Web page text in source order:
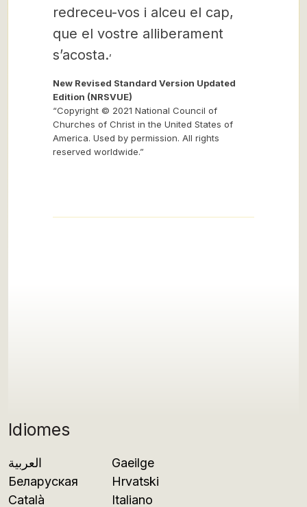
Idiomes
العربية
Беларуская
Català
Gaeilge
Hrvatski
Italiano
redreceu-vos i alceu el cap,
que el vostre alliberament
s’acosta.
New Revised Standard Version Updated
Edition (NRSVUE)
“Copyright © 2021 National Council of
Churches of Christ in the United States of
America. Used by permission. All rights
reserved worldwide.”